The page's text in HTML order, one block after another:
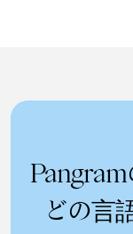
Pangram
どの言